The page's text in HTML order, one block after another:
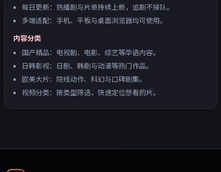
每日更新：热播剧与片单持续上新，追剧不掉队。
多端适配：手机、平板与桌面浏览器均可使用。
内容分类
国产精品：电视剧、电影、综艺等华语内容。
日韩影视：日剧、韩剧与动漫等热门作品。
欧美大片：院线动作、科幻与口碑剧集。
视频分类：按类型筛选，快速定位想看的片。